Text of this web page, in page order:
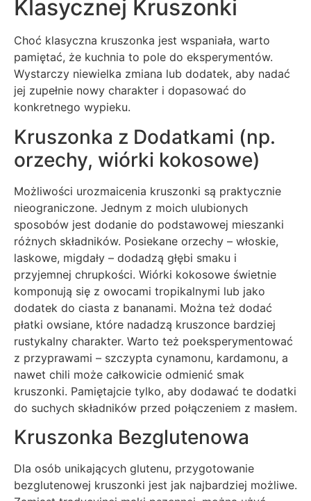
Klasycznej Kruszonki
Choć klasyczna kruszonka jest wspaniała, warto
pamiętać, że kuchnia to pole do eksperymentów.
Wystarczy niewielka zmiana lub dodatek, aby nadać
jej zupełnie nowy charakter i dopasować do
konkretnego wypieku.
Kruszonka z Dodatkami (np.
orzechy, wiórki kokosowe)
Możliwości urozmaicenia kruszonki są praktycznie
nieograniczone. Jednym z moich ulubionych
sposobów jest dodanie do podstawowej mieszanki
różnych składników. Posiekane orzechy – włoskie,
laskowe, migdały – dodadzą głębi smaku i
przyjemnej chrupkości. Wiórki kokosowe świetnie
komponują się z owocami tropikalnymi lub jako
dodatek do ciasta z bananami. Można też dodać
płatki owsiane, które nadadzą kruszonce bardziej
rustykalny charakter. Warto też poeksperymentować
z przyprawami – szczypta cynamonu, kardamonu, a
nawet chili może całkowicie odmienić smak
kruszonki. Pamiętajcie tylko, aby dodawać te dodatki
do suchych składników przed połączeniem z masłem.
Kruszonka Bezglutenowa
Dla osób unikających glutenu, przygotowanie
bezglutenowej kruszonki jest jak najbardziej możliwe.